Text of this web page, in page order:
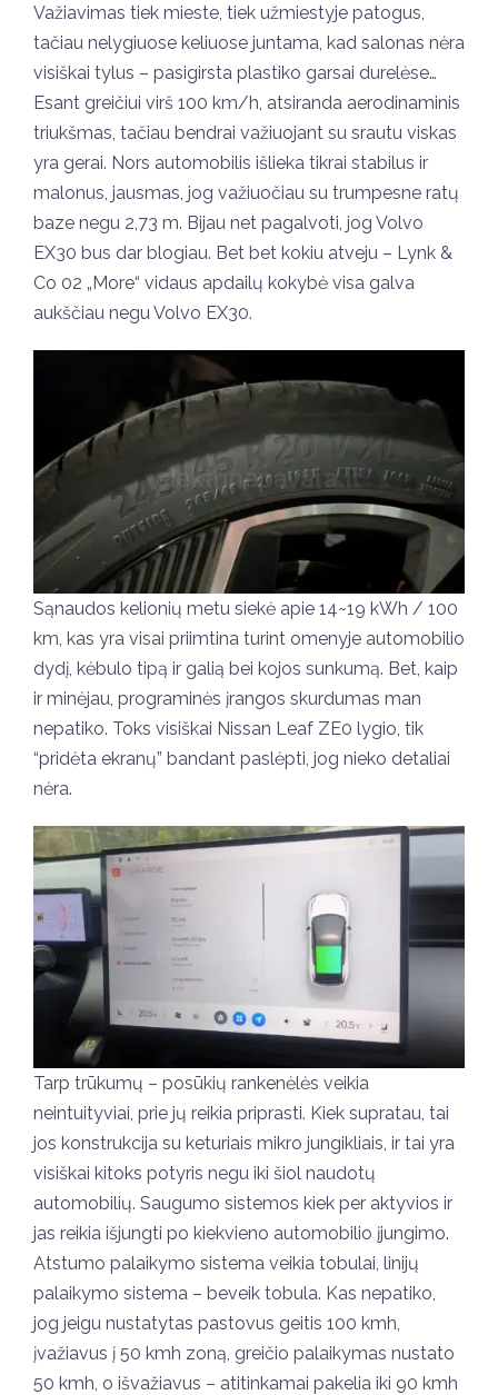
Važiavimas tiek mieste, tiek užmiestyje patogus,
tačiau nelygiuose keliuose juntama, kad salonas nėra
visiškai tylus – pasigirsta plastiko garsai durelėse…
Esant greičiui virš 100 km/h, atsiranda aerodinaminis
triukšmas, tačiau bendrai važiuojant su srautu viskas
yra gerai. Nors automobilis išlieka tikrai stabilus ir
malonus, jausmas, jog važiuočiau su trumpesne ratų
baze negu 2,73 m. Bijau net pagalvoti, jog Volvo
EX30 bus dar blogiau. Bet bet kokiu atveju – Lynk &
Co 02 „More“ vidaus apdailų kokybė visa galva
aukščiau negu Volvo EX30.
Sąnaudos kelionių metu siekė apie 14~19 kWh / 100
km, kas yra visai priimtina turint omenyje automobilio
dydį, kėbulo tipą ir galią bei kojos sunkumą. Bet, kaip
ir minėjau, programinės įrangos skurdumas man
nepatiko. Toks visiškai Nissan Leaf ZE0 lygio, tik
“pridėta ekranų” bandant paslėpti, jog nieko detaliai
nėra.
Tarp trūkumų – posūkių rankenėlės veikia
neintuityviai, prie jų reikia priprasti. Kiek supratau, tai
jos konstrukcija su keturiais mikro jungikliais, ir tai yra
visiškai kitoks potyris negu iki šiol naudotų
automobilių. Saugumo sistemos kiek per aktyvios ir
jas reikia išjungti po kiekvieno automobilio įjungimo.
Atstumo palaikymo sistema veikia tobulai, linijų
palaikymo sistema – beveik tobula. Kas nepatiko,
jog jeigu nustatytas pastovus geitis 100 kmh,
įvažiavus į 50 kmh zoną, greičio palaikymas nustato
50 kmh, o išvažiavus – atitinkamai pakelia iki 90 kmh